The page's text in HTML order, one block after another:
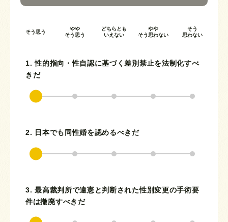
そう思う
やや
そう思う
どちらとも
いえない
やや
そう思わない
そう
思わない
1. 性的指向・性自認に基づく差別禁止を法制化すべ
きだ
2. 日本でも同性婚を認めるべきだ
3. 最高裁判所で違憲と判断された性別変更の手術要
件は撤廃すべきだ